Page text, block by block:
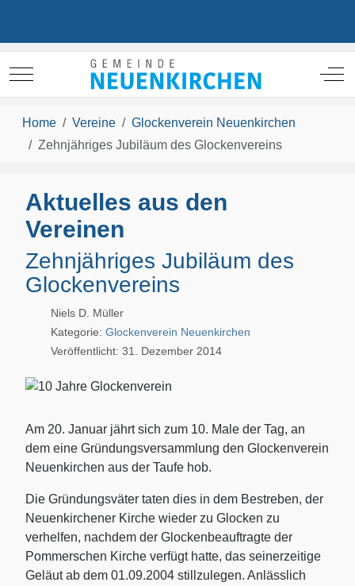
Mobile Menu Toggle Off-
Home Vereine
Glockenverein Neuenkirchen
Zehnjähriges Jubiläum des Glockenvereins
Aktuelles aus den
Vereinen
Zehnjähriges Jubiläum des
Glockenvereins
Niels D. Müller
Kategorie: Glockenverein Neuenkirchen
Veröffentlicht: 31. Dezember 2014
Am 20. Januar jährt sich zum 10. Male der Tag, an
dem eine Gründungsversammlung den Glockenverein
Neuenkirchen aus der Taufe hob.
Die Gründungsväter taten dies in dem Bestreben, der
Neuenkirchener Kirche wieder zu Glocken zu
verhelfen, nachdem der Glockenbeauftragte der
Pommerschen Kirche verfügt hatte, das seinerzeitige
Geläut ab dem 01.09.2004 stillzulegen. Anlässlich